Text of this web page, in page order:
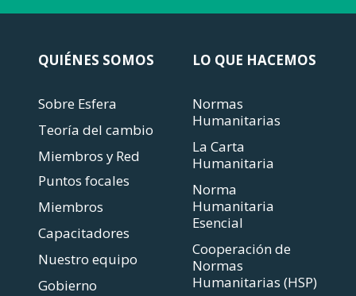
QUIÉNES SOMOS
Sobre Esfera
Teoría del cambio
Miembros y Red
Puntos focales
Miembros
Capacitadores
Nuestro equipo
Gobierno
LO QUE HACEMOS
Normas
Humanitarias
La Carta
Humanitaria
Norma
Humanitaria
Esencial
Cooperación de
Normas
Humanitarias (HSP)